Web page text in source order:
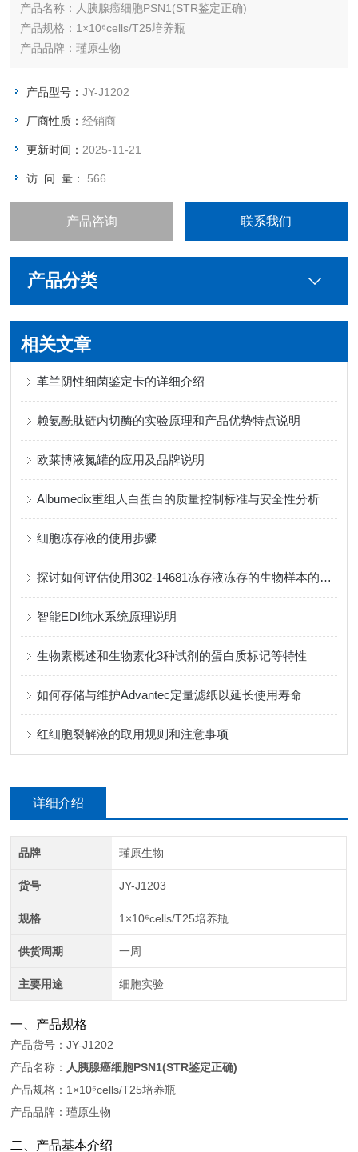
产品名称：人胰腺癌细胞PSN1(STR鉴定正确)
产品规格：1×10⁶cells/T25培养瓶
产品品牌：瑾原生物
产品型号：JY-J1202
厂商性质：经销商
更新时间： 2025-11-21
访 问 量： 566
产品咨询 联系我们
产品分类
相关文章
革兰阴性细菌鉴定卡的详细介绍
赖氨酰肽链内切酶的实验原理和产品优势特点说明
欧莱博液氮罐的应用及品牌说明
Albumedix重组人白蛋白的质量控制标准与安全性分析
细胞冻存液的使用步骤
探讨如何评估使用302-14681冻存液冻存的生物样本的质量
智能EDI纯水系统原理说明
生物素概述和生物素化3种试剂的蛋白质标记等特性
如何存储与维护Advantec定量滤纸以延长使用寿命
红细胞裂解液的取用规则和注意事项
详细介绍
品牌 瑾原生物
货号 JY-J1203
规格 1×10⁶cells/T25培养瓶
供货周期 一周
主要用途 细胞实验
一、产品规格
产品货号：JY-J1202
产品名称： 人胰腺癌细胞PSN1(STR鉴定正确)
产品规格：1×10⁶cells/T25培养瓶
产品品牌：瑾原生物
二、产品基本介绍